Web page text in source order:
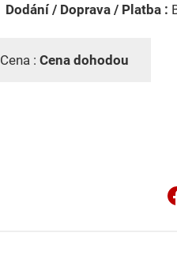
Dodání / Doprava / Platba :
Cena : Cena dohodou